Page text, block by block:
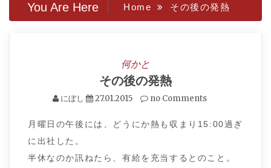
You Are Here Home その後の発熱
何かと
その後の発熱
にぼし 27.01.2015 no Comments
月曜日の午後には、どうにか熱も収まり15:00過ぎ
に出社した。
半休なのか訊ねたら、有給を充当するとのこと。